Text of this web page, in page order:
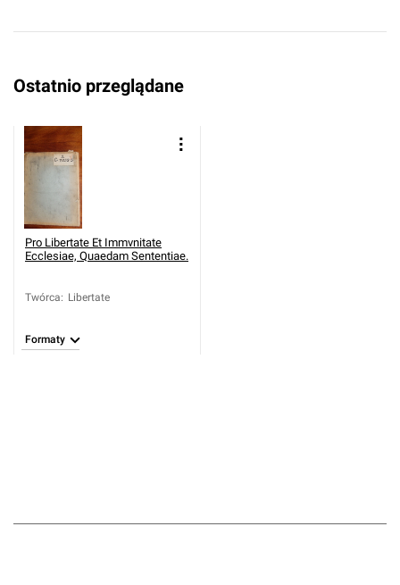
Ostatnio przeglądane
Pro Libertate Et Immvnitate
Ecclesiae, Quaedam Sententiae.
Twórca: Libertate
Formaty